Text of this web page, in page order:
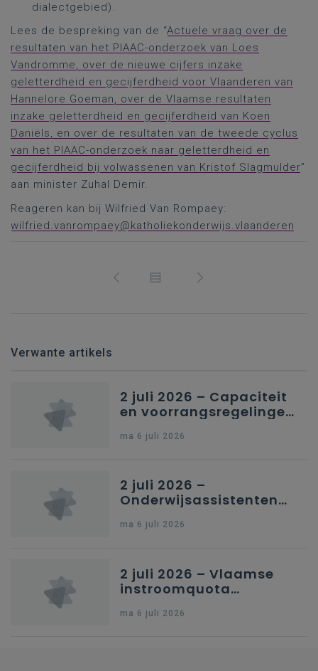
dialectgebied).
Lees de bespreking van de “Actuele vraag over de
resultaten van het PIAAC-onderzoek van Loes
Vandromme, over de nieuwe cijfers inzake
geletterdheid en gecijferdheid voor Vlaanderen van
Hannelore Goeman, over de Vlaamse resultaten
inzake geletterdheid en gecijferdheid van Koen
Daniëls, en over de resultaten van de tweede cyclus
van het PIAAC-onderzoek naar geletterdheid en
gecijferdheid bij volwassenen van Kristof Slagmulder”
aan minister Zuhal Demir.
Reageren kan bij Wilfried Van Rompaey:
wilfried.vanrompaey@katholiekonderwijs.vlaanderen
Verwante artikels
2 juli 2026 – Capaciteit
en voorrangsregelingen
secundair onderwijs in
ma 6 juli 2026
2 juli 2026 –
Onderwijsassistenten
kleuteronderwijs
ma 6 juli 2026
2 juli 2026 – Vlaamse
instroomquota
federale RIZIV-
ma 6 juli 2026